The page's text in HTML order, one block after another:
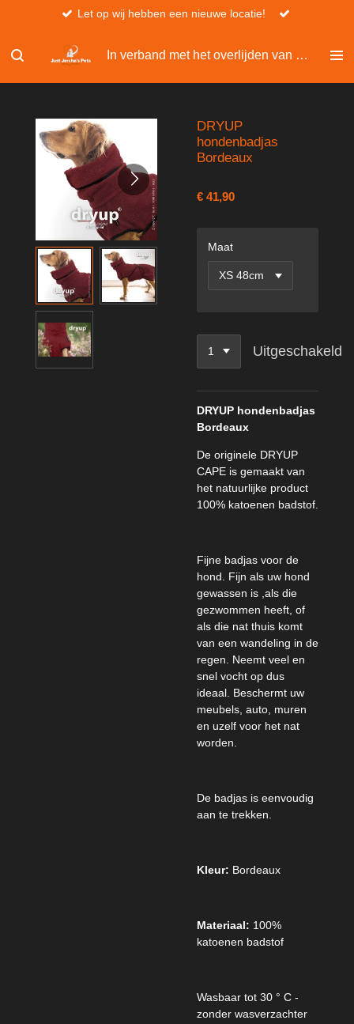
naar
hoofdinhoud
In verband met het overlijden van Christel, kan er niet besteld worden via de website.
Let op wij hebben een nieuwe locatie!
DRYUP
hondenbadjas
Bordeaux
€ 41,90
Maat
Uitgeschakeld
DRYUP hondenbadjas
Bordeaux
De originele DRYUP
CAPE is gemaakt van
het natuurlijke product
100% katoenen badstof.
Fijne badjas voor de
hond. Fijn als uw hond
gewassen is ,als die
gezwommen heeft, of
als die nat thuis komt
van een wandeling in de
regen. Neemt veel en
snel vocht op dus
ideaal. Beschermt uw
meubels, auto, muren
en uzelf voor het nat
worden.
De badjas is eenvoudig
aan te trekken.
Kleur: Bordeaux
Materiaal: 100%
katoenen badstof
Wasbaar tot 30 ° C -
zonder wasverzachter